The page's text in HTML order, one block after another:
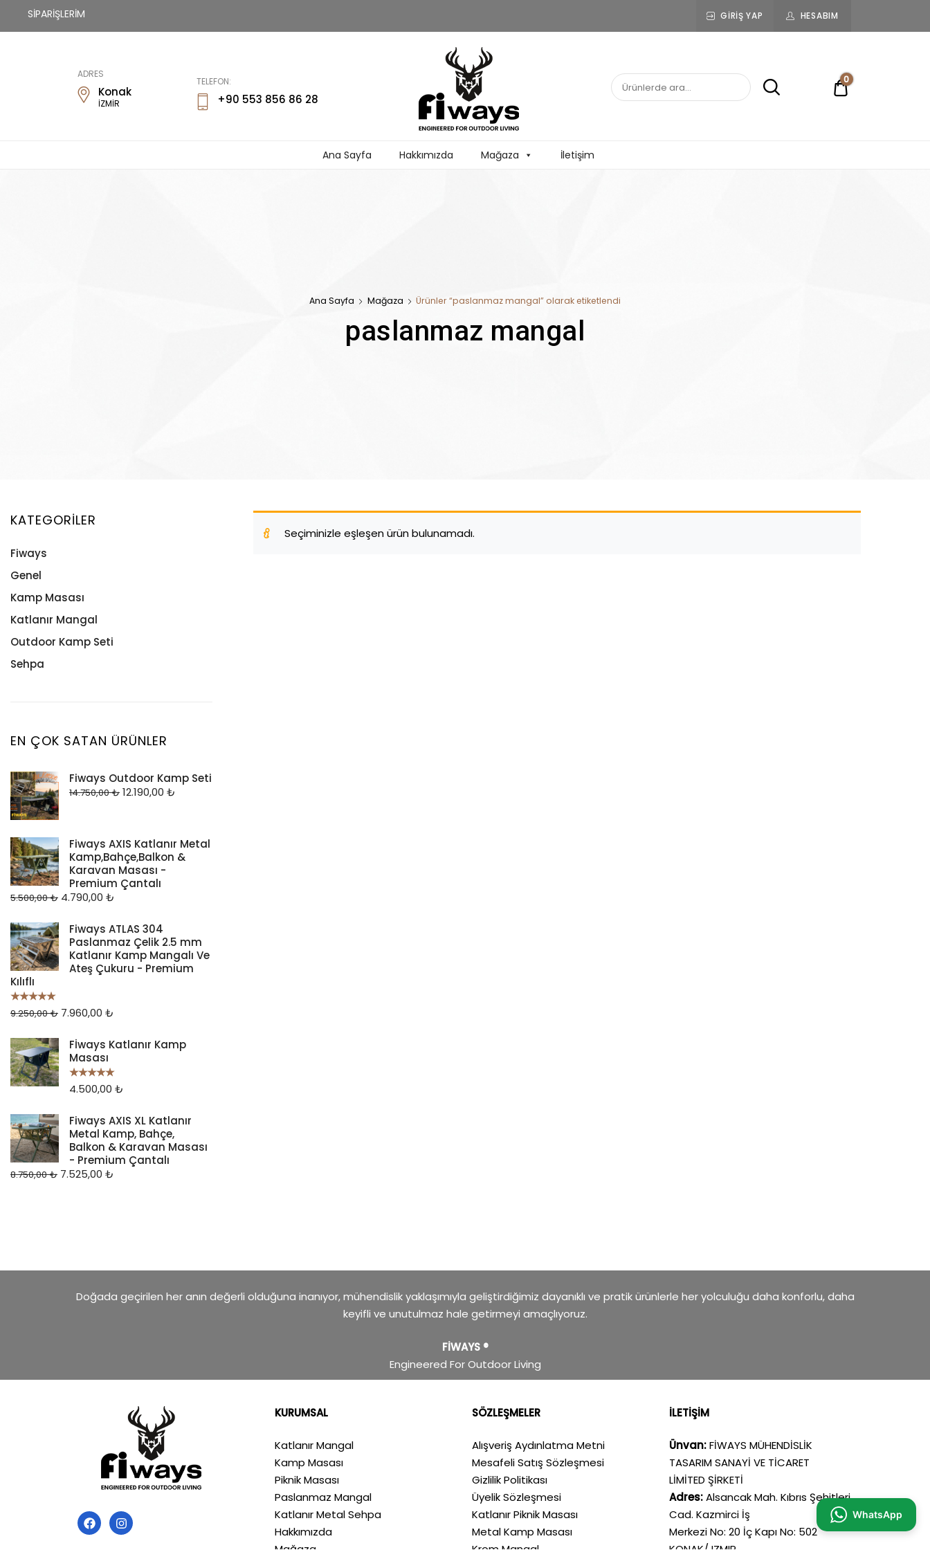
SİPARİŞLERİM GIRIŞ YAP HESABIM
ADRES
Konak
İZMİR
TELEFON:
+90 553 856 86 28
0,00 ₺
0
Ana Sayfa Hakkımızda Mağaza İletişim
Ana Sayfa Mağaza Ürünler “paslanmaz mangal” olarak etiketlendi
paslanmaz mangal
Seçiminizle eşleşen ürün bulunamadı.
KATEGORILER
Fiways
Genel
Kamp Masası
Katlanır Mangal
Outdoor Kamp Seti
Sehpa
EN ÇOK SATAN ÜRÜNLER
Fiways Outdoor Kamp Seti
14.750,00₺ 12.190,00 ₺
Fiways AXIS Katlanır Metal
Kamp,Bahçe,Balkon &
Karavan Masası -
Premium Çantalı
5.500,00₺ 4.790,00 ₺
Fiways ATLAS 304
Paslanmaz Çelik 2.5 mm
Katlanır Kamp Mangalı Ve
Ateş Çukuru - Premium
Kılıflı
5 üzerinden
9.250,00₺ 7.960,00 ₺
Fİways Katlanır Kamp
Masası
5 üzerinden
4.500,00 ₺
Fiways AXIS XL Katlanır
Metal Kamp, Bahçe,
Balkon & Karavan Masası
- Premium Çantalı
8.750,00₺ 7.525,00 ₺
Doğada geçirilen her anın değerli olduğuna inanıyor, mühendislik yaklaşımıyla geliştirdiğimiz dayanıklı ve pratik ürünlerle her yolculuğu daha konforlu, daha
keyifli ve unutulmaz hale getirmeyi amaçlıyoruz.
FİWAYS ®
Engineered For Outdoor Living
KURUMSAL
Katlanır Mangal
Kamp Masası
Piknik Masası
Paslanmaz Mangal
Katlanır Metal Sehpa
Hakkımızda
SÖZLEŞMELER
Alışveriş Aydınlatma Metni
Mesafeli Satış Sözleşmesi
Gizlilik Politikası
Üyelik Sözleşmesi
Katlanır Piknik Masası
Metal Kamp Masası
İLETİŞİM
Ünvan:FİWAYS MÜHENDİSLİK
TASARIM SANAYİ VE TİCARET
LİMİTED ŞİRKETİ
Adres:Alsancak Mah. Kıbrıs Şehitleri
Cad. Kazmirci İş
Merkezi No: 20 İç Kapı No: 502
WhatsApp